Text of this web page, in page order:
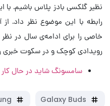
نظیر گلکسی بادز پلاس باشیم. با
رابطه با این موضوع نظر داد.
خاصی را برای ادامه‌ی سال در
رویدادی کوچک و در سکوت خبری
سامسونگ شاید در حال
Galaxy Buds